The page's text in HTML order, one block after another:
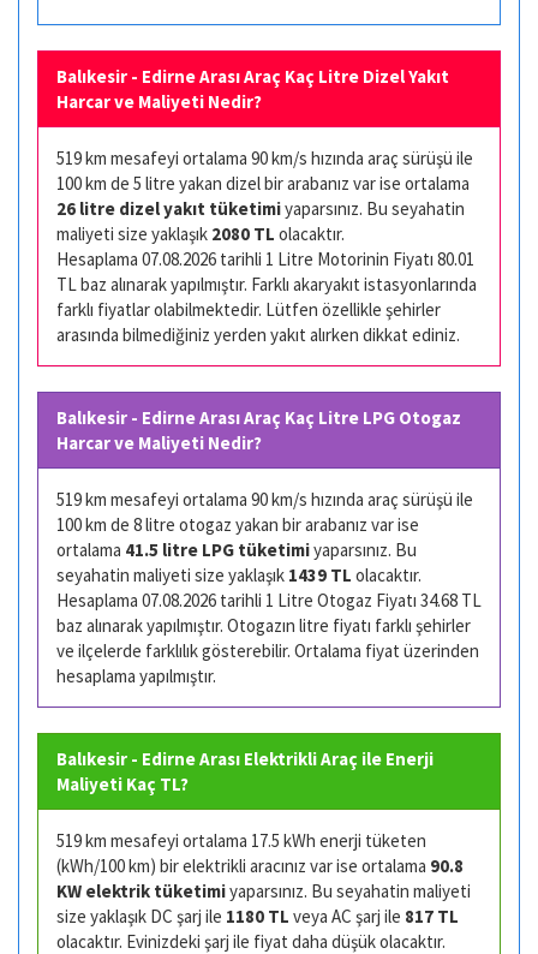
Balıkesir - Edirne Arası Araç Kaç Litre Dizel Yakıt
Harcar ve Maliyeti Nedir?
519 km mesafeyi ortalama 90 km/s hızında araç sürüşü ile
100 km de 5 litre yakan dizel bir arabanız var ise ortalama
26 litre dizel yakıt tüketimiyaparsınız. Bu seyahatin
maliyeti size yaklaşık 2080 TL olacaktır.
Hesaplama 07.08.2026 tarihli 1 Litre Motorinin Fiyatı 80.01
TL baz alınarak yapılmıştır. Farklı akaryakıt istasyonlarında
farklı fiyatlar olabilmektedir. Lütfen özellikle şehirler
arasında bilmediğiniz yerden yakıt alırken dikkat ediniz.
Balıkesir - Edirne Arası Araç Kaç Litre LPG Otogaz
Harcar ve Maliyeti Nedir?
519 km mesafeyi ortalama 90 km/s hızında araç sürüşü ile
100 km de 8 litre otogaz yakan bir arabanız var ise
ortalama 41.5 litre LPG tüketimiyaparsınız. Bu
seyahatin maliyeti size yaklaşık 1439 TL olacaktır.
Hesaplama 07.08.2026 tarihli 1 Litre Otogaz Fiyatı 34.68 TL
baz alınarak yapılmıştır. Otogazın litre fiyatı farklı şehirler
ve ilçelerde farklılık gösterebilir. Ortalama fiyat üzerinden
hesaplama yapılmıştır.
Balıkesir - Edirne Arası Elektrikli Araç ile Enerji
Maliyeti Kaç TL?
519 km mesafeyi ortalama 17.5 kWh enerji tüketen
(kWh/100 km) bir elektrikli aracınız var ise ortalama 90.8
KW elektrik tüketimiyaparsınız. Bu seyahatin maliyeti
size yaklaşık DC şarj ile 1180 TL veya AC şarj ile 817 TL
olacaktır. Evinizdeki şarj ile fiyat daha düşük olacaktır.